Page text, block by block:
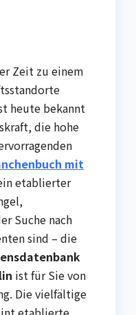
Zeit zu einem
heute bekannt
die hohe
mit
etablierter
Suche nach
sind – die
ist für Sie von
Die vielfältige